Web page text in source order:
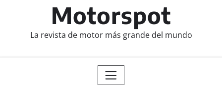
Motorspot
La revista de motor más grande del mundo